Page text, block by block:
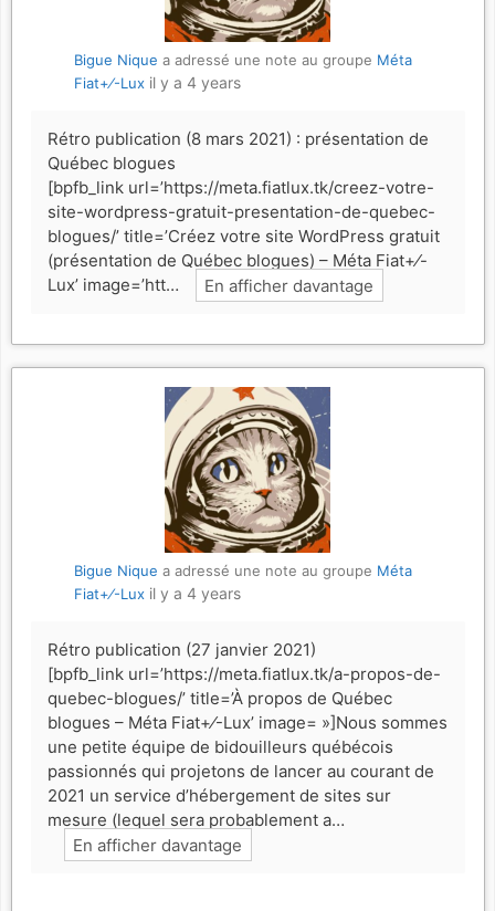
Bigue Nique a adressé une note au groupe Méta
Fiat+⁄-Lux il y a 4 years
Rétro publication (8 mars 2021) : présentation de
Québec blogues
[bpfb_link url=’https://meta.fiatlux.tk/creez-votre-
site-wordpress-gratuit-presentation-de-quebec-
blogues/’ title=’Créez votre site WordPress gratuit
(présentation de Québec blogues) – Méta Fiat+⁄-
Lux’ image=’htt…
En afficher davantage
Bigue Nique a adressé une note au groupe Méta
Fiat+⁄-Lux il y a 4 years
Rétro publication (27 janvier 2021)
[bpfb_link url=’https://meta.fiatlux.tk/a-propos-de-
quebec-blogues/’ title=’À propos de Québec
blogues – Méta Fiat+⁄-Lux’ image= »]Nous sommes
une petite équipe de bidouilleurs québécois
passionnés qui projetons de lancer au courant de
2021 un service d’hébergement de sites sur
mesure (lequel sera probablement a…
En afficher davantage